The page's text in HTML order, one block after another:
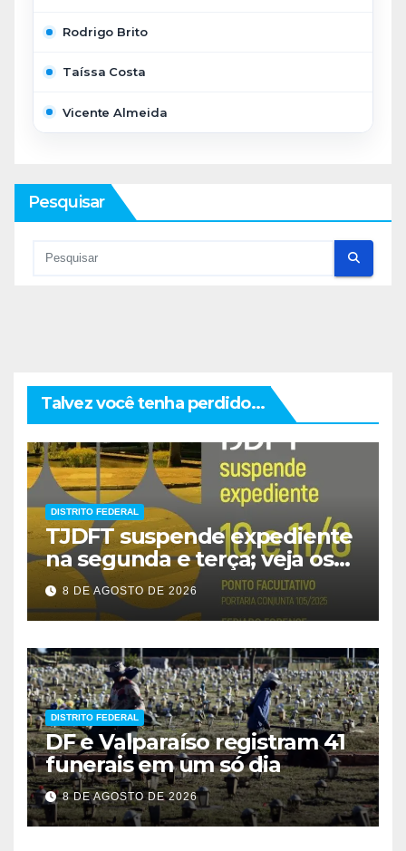
Rodrigo Brito
Taíssa Costa
Vicente Almeida
Pesquisar
Talvez você tenha perdido...
DISTRITO FEDERAL
TJDFT suspende expediente
na segunda e terça; veja os
prazos
8 DE AGOSTO DE 2026
DISTRITO FEDERAL
DF e Valparaíso registram 41
funerais em um só dia
8 DE AGOSTO DE 2026